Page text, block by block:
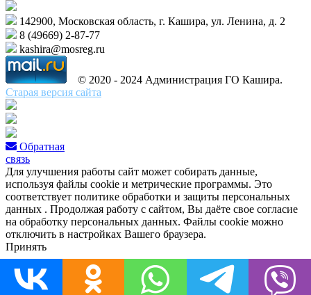
142900, Московская область, г. Кашира, ул. Ленина, д. 2
8 (49669) 2-87-77
kashira@mosreg.ru
© 2020 - 2024 Администрация ГО Кашира.
Старая версия сайта
Обратная
связь
Для улучшения работы сайт может собирать данные,
используя файлы cookie и метрические программы. Это
соответствует политике обработки и защиты персональных
данных . Продолжая работу с сайтом, Вы даёте свое согласие
на обработку персональных данных. Файлы cookie можно
отключить в настройках Вашего браузера.
Принять